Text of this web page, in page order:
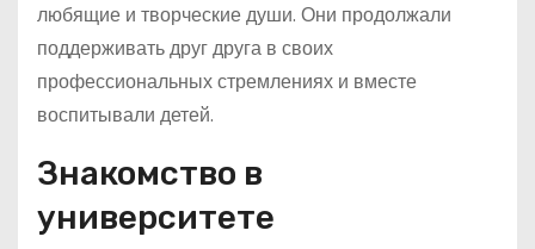
любящие и творческие души. Они продолжали
поддерживать друг друга в своих
профессиональных стремлениях и вместе
воспитывали детей.
Знакомство в
университете